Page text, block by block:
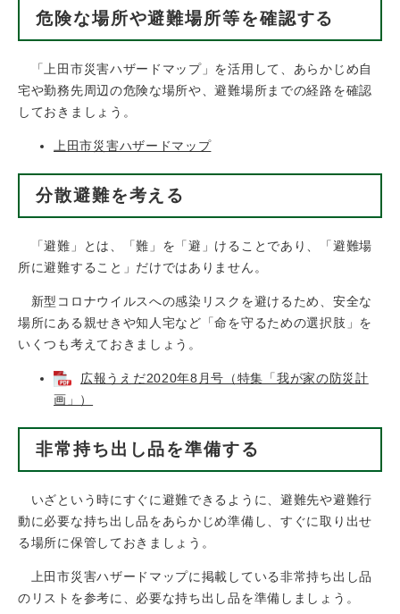
危険な場所や避難場所等を確認する
「上田市災害ハザードマップ」を活用して、あらかじめ自
宅や勤務先周辺の危険な場所や、避難場所までの経路を確認
しておきましょう。
上田市災害ハザードマップ
分散避難を考える
「避難」とは、「難」を「避」けることであり、「避難場
所に避難すること」だけではありません。
新型コロナウイルスへの感染リスクを避けるため、安全な
場所にある親せきや知人宅など「命を守るための選択肢」を
いくつも考えておきましょう。
広報うえだ2020年8月号（特集「我が家の防災計
画」）
非常持ち出し品を準備する
いざという時にすぐに避難できるように、避難先や避難行
動に必要な持ち出し品をあらかじめ準備し、すぐに取り出せ
る場所に保管しておきましょう。
上田市災害ハザードマップに掲載している非常持ち出し品
のリストを参考に、必要な持ち出し品を準備しましょう。